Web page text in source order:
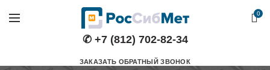
0
✆ +7 (812) 702-82-34
ЗАКАЗАТЬ ОБРАТНЫЙ ЗВОНОК